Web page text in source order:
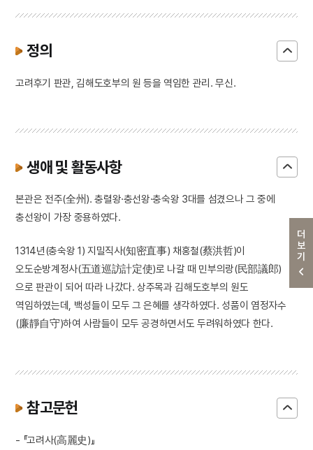
더보기
정의
고려후기 판관, 김해도호부의 원 등을 역임한 관리. 무신.
생애 및 활동사항
본관은 전주(全州). 충렬왕·충선왕·충숙왕 3대를 섬겼으나 그 중에
충선왕이 가장 중용하였다.
1314년(충숙왕 1) 지밀직사(知密直事) 채홍철(蔡洪哲)이
오도순방계정사(五道巡訪計定使)로 나갈 때 민부의랑(民部議郎)
으로 판관이 되어 따라 나갔다. 상주목과 김해도호부의 원도
역임하였는데, 백성들이 모두 그 은혜를 생각하였다. 성품이 염정자수
(廉靜自守)하여 사람들이 모두 공경하면서도 두려워하였다 한다.
참고문헌
- 『고려사(高麗史)』